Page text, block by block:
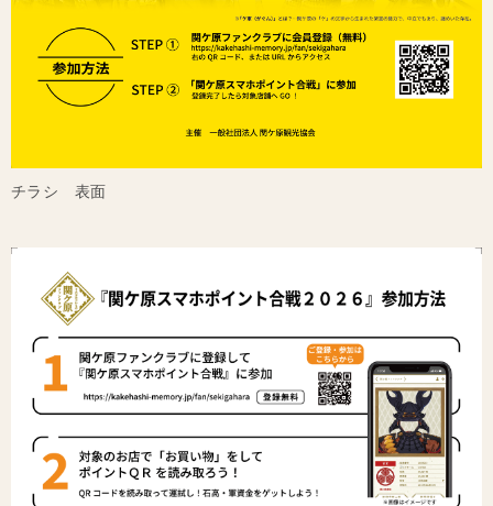
チラシ 表面